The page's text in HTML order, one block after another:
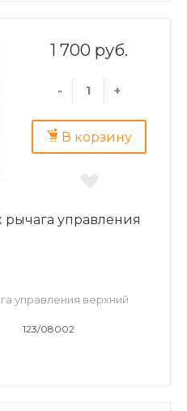
1 700 руб.
- +
В корзину
управления
управления верхний
123/08002